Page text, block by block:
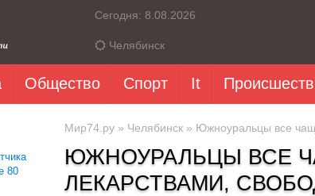
Сегодня: 8.08.2026
Челябинск
Общество Спорт It
80
Мир74.ру » Челябинск » Южноуральцы все
ЮЖНОУРАЛЬЦЫ ВСЕ
ЛЕКАРСТВАМИ,